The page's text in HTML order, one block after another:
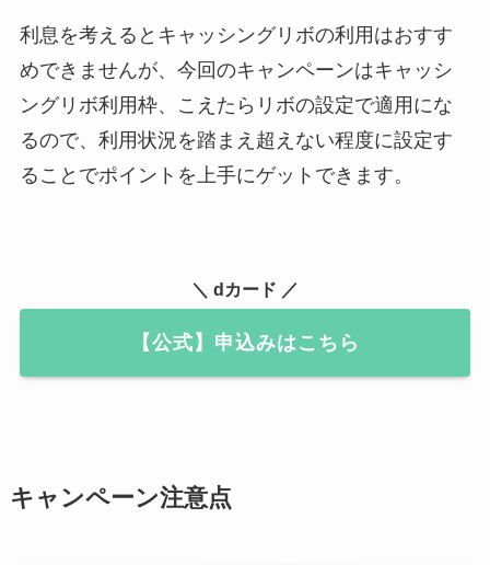
利息を考えるとキャッシングリボの利用はおすす
めできませんが、今回のキャンペーンはキャッシ
ングリボ利用枠、
こえたらリボの設定で適用 にな
るので、利用状況を踏まえ超えない程度に設定す
ることでポイントを上手にゲットできます。
＼ dカード ／
【公式】申込みはこちら
キャンペーン注意点